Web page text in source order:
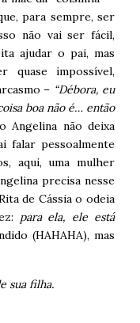
para sempre, ser
não vai ser fácil,
ajudar o pai, mas
quase impossível,
– “Débora, eu
boa não é… então
Angelina não deixa
falar pessoalmente
aqui, uma mulher
precisa nesse
de Cássia o odeia
para ela, ele está
(HAHAHA), mas
sua filha.